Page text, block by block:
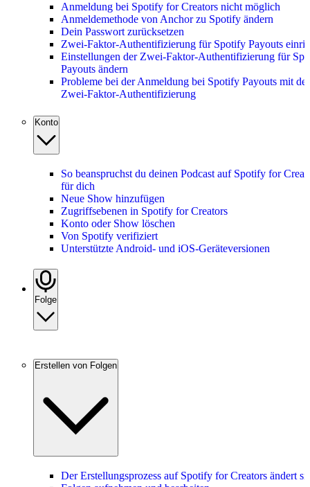
Anmeldung bei Spotify for Creators nicht möglich
Anmeldemethode von Anchor zu Spotify ändern
Dein Passwort zurücksetzen
Zwei-Faktor-Authentifizierung für Spotify Payouts
Einstellungen der Zwei-Faktor-Authentifizierung für
Payouts ändern
Probleme bei der Anmeldung bei Spotify Payouts mit der
Zwei-Faktor-Authentifizierung
Konto
So beanspruchst du deinen Podcast auf Spotify for
für dich
Neue Show hinzufügen
Zugriffsebenen in Spotify for Creators
Konto oder Show löschen
Von Spotify verifiziert
Unterstützte Android- und iOS-Geräteversionen
Folge
Erstellen von Folgen
Der Erstellungsprozess auf Spotify for Creators ändert